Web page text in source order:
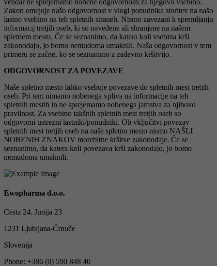
vendar ne sprejemamo nobene odgovornosti za njegovo vsebino.
Zakon omejuje našo odgovornost v vlogi ponudnika storitev na našo
lastno vsebino na teh spletnih straneh. Nismo zavezani k spremljanju
informacij tretjih oseb, ki so navedene ali shranjene na našem
spletnem mestu. Če se seznanimo, da katera koli vsebina krši
zakonodajo, jo bomo nemudoma umaknili. Naša odgovornost v tem
primeru se začne, ko se seznanimo z zadevno kršitvijo.
ODGOVORNOST ZA POVEZAVE
Naše spletno mesto lahko vsebuje povezave do spletnih mest tretjih
oseb. Pri tem nimamo nobenega vpliva na informacije na teh
spletnih mestih in ne sprejemamo nobenega jamstva za njihovo
pravilnost. Za vsebino takšnih spletnih mest tretjih oseb so
odgovorni ustrezni lastniki/ponudniki. Ob vključitvi povezav
spletnih mest tretjih oseb na naše spletno mesto nismo NAŠLI
NOBENIH ZNAKOV morebitne kršitve zakonodaje. Če se
seznanimo, da katera koli povezava krši zakonodajo, jo bomo
nemudoma umaknili.
Ewopharma d.o.o.
Cesta 24. Junija 23
1231 Ljubljana-Črnuče
Slovenija
Phone: +386 (0) 590 848 40